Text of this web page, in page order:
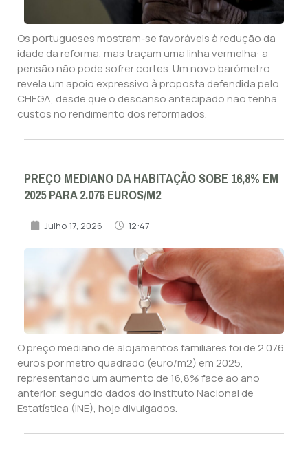
Os portugueses mostram-se favoráveis à redução da
idade da reforma, mas traçam uma linha vermelha: a
pensão não pode sofrer cortes. Um novo barómetro
revela um apoio expressivo à proposta defendida pelo
CHEGA, desde que o descanso antecipado não tenha
custos no rendimento dos reformados.
PREÇO MEDIANO DA HABITAÇÃO SOBE 16,8% EM
2025 PARA 2.076 EUROS/M2
Julho 17, 2026 12:47
O preço mediano de alojamentos familiares foi de 2.076
euros por metro quadrado (euro/m2) em 2025,
representando um aumento de 16,8% face ao ano
anterior, segundo dados do Instituto Nacional de
Estatística (INE), hoje divulgados.